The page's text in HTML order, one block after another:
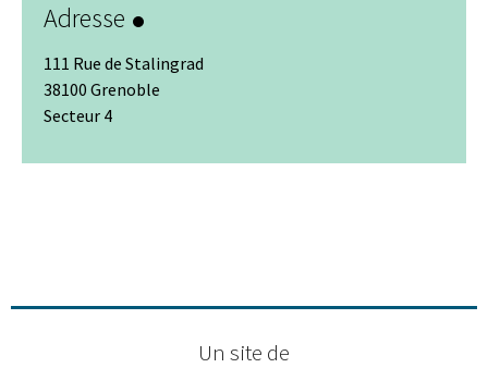
Adresse
111 Rue de Stalingrad
38100 Grenoble
Secteur 4
Un site de